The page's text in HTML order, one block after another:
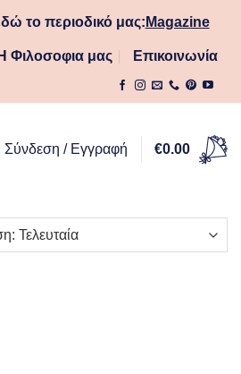
το περιοδικό μας: Magazine
Η Φιλοσοφια μας Επικοινωνία
Σύνδεση / Εγγραφή €0.00